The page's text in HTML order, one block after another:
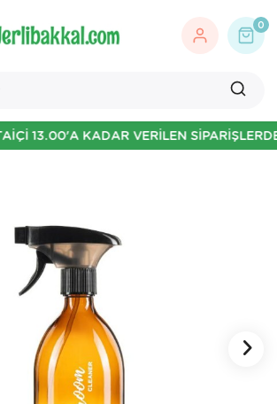
0
KADAR VERİLEN SİPARİŞLERDE